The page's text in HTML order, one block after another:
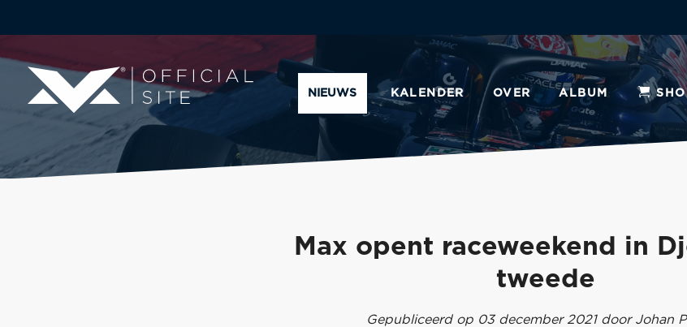
NIEUWS KALENDER OVER ALBUM
Max opent raceweekend in
tweede
Gepubliceerd op 03 december 2021 door Johan